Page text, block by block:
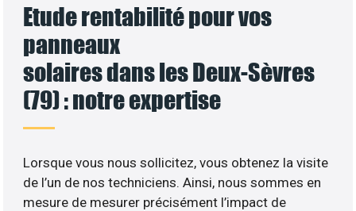
Etude rentabilité pour vos
panneaux
solaires dans les Deux-Sèvres
(79) : notre expertise
Lorsque vous nous sollicitez, vous obtenez la visite
de l’un de nos techniciens. Ainsi, nous sommes en
mesure de mesurer précisément l’impact de